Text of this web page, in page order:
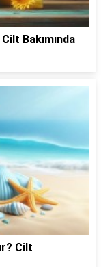
Bakımında
Cilt